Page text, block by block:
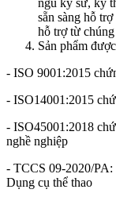
sẵn sàng hỗ
hỗ trợ từ
Sản phẩm
- ISO 9001:2015
- ISO14001:2015
- ISO45001:2018
nghề nghiệp
- TCCS 09-2020/PA:
Dụng cụ thể thao